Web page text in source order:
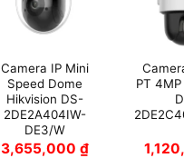
Camera IP Mini
Speed Dome
Hikvision DS-
2DE2A404IW-
DE3/W
3,655,000₫
PT